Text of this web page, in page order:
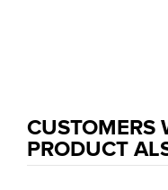
CUSTOMERS
PRODUCT